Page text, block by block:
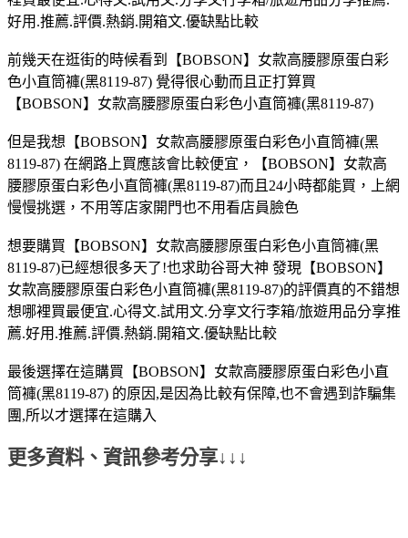
好用.推薦.評價.熱銷.開箱文.優缺點比較
前幾天在逛街的時候看到【BOBSON】女款高腰膠原蛋白彩
色小直筒褲(黑8119-87) 覺得很心動而且正打算買
【BOBSON】女款高腰膠原蛋白彩色小直筒褲(黑8119-87)
但是我想【BOBSON】女款高腰膠原蛋白彩色小直筒褲(黑
8119-87) 在網路上買應該會比較便宜，【BOBSON】女款高
腰膠原蛋白彩色小直筒褲(黑8119-87)而且24小時都能買，上網
慢慢挑選，不用等店家開門也不用看店員臉色
想要購買【BOBSON】女款高腰膠原蛋白彩色小直筒褲(黑
8119-87)已經想很多天了!也求助谷哥大神 發現【BOBSON】
女款高腰膠原蛋白彩色小直筒褲(黑8119-87)的評價真的不錯想
想哪裡買最便宜.心得文.試用文.分享文行李箱/旅遊用品分享推
薦.好用.推薦.評價.熱銷.開箱文.優缺點比較
最後選擇在這購買【BOBSON】女款高腰膠原蛋白彩色小直
筒褲(黑8119-87) 的原因,是因為比較有保障,也不會遇到詐騙集
團,所以才選擇在這購入
更多資料、資訊參考分享↓↓↓